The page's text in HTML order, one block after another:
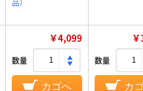
￥4,099
数量
カゴへ
数量
カ